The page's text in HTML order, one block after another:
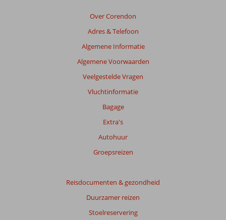
Over Corendon
Adres & Telefoon
Algemene Informatie
Algemene Voorwaarden
Veelgestelde Vragen
Vluchtinformatie
Bagage
Extra's
Autohuur
Groepsreizen
Reisdocumenten & gezondheid
Duurzamer reizen
Stoelreservering